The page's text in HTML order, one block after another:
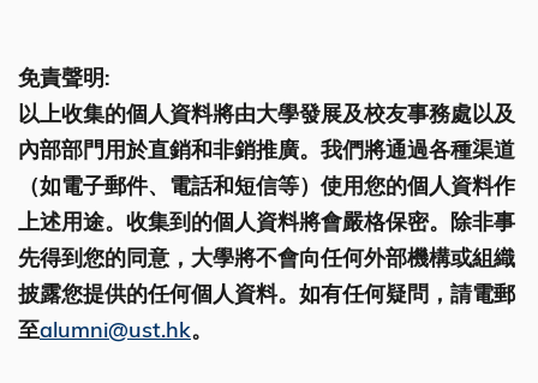
免責聲明:
以上收集的個人資料將由大學發展及校友事務處以及
內部部門用於直銷和非銷推廣。我們將通過各種渠道
（如電子郵件、電話和短信等）使用您的個人資料作
上述用途。收集到的個人資料將會嚴格保密。除非事
先得到您的同意，大學將不會向任何外部機構或組織
披露您提供的任何個人資料。如有任何疑問，請電郵
至alumni@ust.hk。